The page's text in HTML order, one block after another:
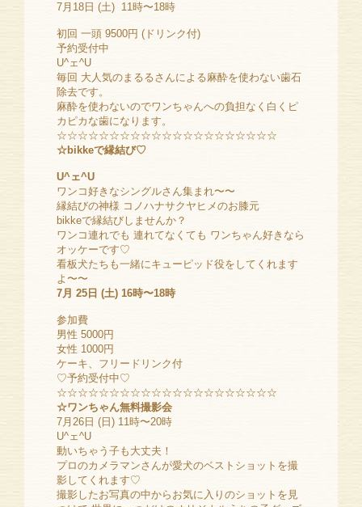
7月18日 (土) 11時〜18時
初回 一頭 9500円 (ドリンク付)
予約受付中
U^ェ^U
毎回 大人気のまるるさんによる麻酔を使わない歯石
除去です。
麻酔を使わないのでワンちゃんへの負担なく白くピ
カピカな歯になります。
☆☆☆☆☆☆☆☆☆☆☆☆☆☆☆☆☆☆☆☆☆
☆bikkeで縁結び♡
U^ェ^U
ワンコ好きなシングルさん集まれ〜〜
縁結びの神様 コノハナサクヤヒメのお膝元
bikkeで縁結びしませんか？
ワンコ連れでも 連れてなくても ワンちゃん好きなら
オッケーです♡
看板犬たちも一緒にキューピッド役をしてくれます
よ〜〜
7月 25日 (土) 16時〜18時
参加費
男性 5000円
女性 1000円
ケーキ、フリードリンク付
♡予約受付中♡
☆☆☆☆☆☆☆☆☆☆☆☆☆☆☆☆☆☆☆☆☆
☆ワンちゃん無料撮影会
7月26日 (日) 11時〜20時
U^ェ^U
動いちゃう子も大丈夫！
プロのカメラマンさんが愛犬のベストショットを撮
影してくれます♡
撮影したお写真の中からお気に入りのショットを見